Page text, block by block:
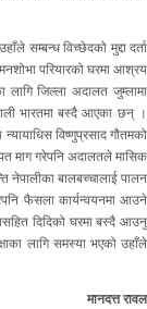
सम्बन्ध विच्छेदको मुद्दा दर्ता
परियारको घरमा आश्रय
जिल्ला अदालत जुम्लामा
भारतमा बस्दै आएका छन् ।
विष्णुप्रसाद गौतमको
माग गरेपनि अदालतले मासिक
नेपालीका बालबच्चालाई पालन
फैसला कार्यन्वयनमा आउने
दिदिको घरमा बस्दै आउनु
लागि समस्या भएको उहाँले
मानदत्त रावल